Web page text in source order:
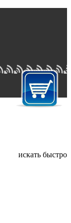
искать быстро